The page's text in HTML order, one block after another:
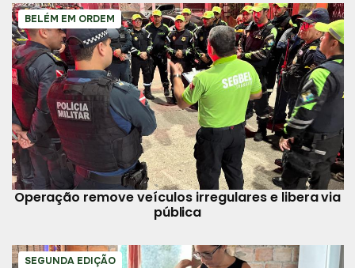
BELÉM EM ORDEM
Operação remove veículos irregulares e libera via
pública
SEGUNDA EDIÇÃO